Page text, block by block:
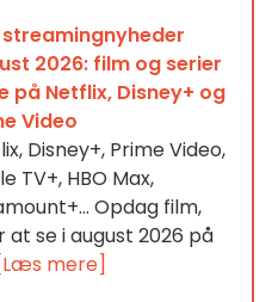
streamingnyheder
2026: film og serier
på Netflix, Disney+ og
Video
Disney+, Prime Video,
TV+, HBO Max,
Opdag film,
se i august 2026 på
[Læs mere]